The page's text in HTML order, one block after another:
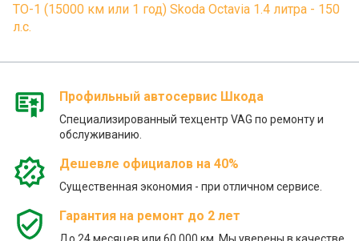
ТО-1 (15000 км или 1 год) Skoda Octavia 1.4 литра - 150
л.с.
Профильный автосервис Шкода
Специализированный техцентр VAG по ремонту и
обслуживанию.
Дешевле официалов на 40%
Существенная экономия - при отличном сервисе.
Гарантия на ремонт до 2 лет